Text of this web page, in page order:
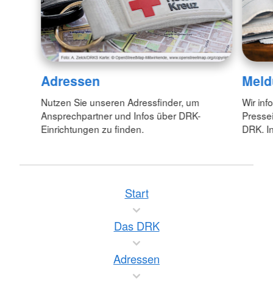
Adressen
Nutzen Sie unseren Adressfinder, um
Ansprechpartner und Infos über DRK-
Einrichtungen zu finden.
Wir
DRK.
Start
Das DRK
Adressen